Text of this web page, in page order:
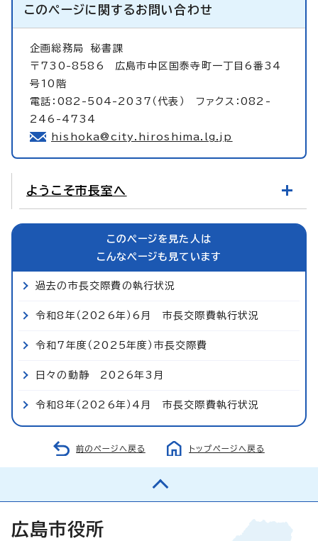
このページに関するお問い合わせ
企画総務局秘書課
〒730-8586 広島市中区国泰寺町一丁目6番34
号10階
電話：082-504-2037（代表） ファクス：082-
246-4734
hishoka@city.hiroshima.lg.jp
ようこそ市長室へ
このページを見た人は
こんなページも見ています
過去の市長交際費の執行状況
令和8年（2026年）6月 市長交際費執行状況
令和7年度（2025年度）市長交際費
日々の動静 2026年3月
令和8年（2026年）4月 市長交際費執行状況
前のページへ戻る トップページへ戻る
広島市役所